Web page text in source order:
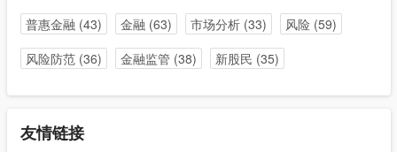
普惠金融 (43) 金融 (63) 市场分析(33) 风险(59)
风险防范(36) 金融监管 (38) 新股民 (35)
友情链接